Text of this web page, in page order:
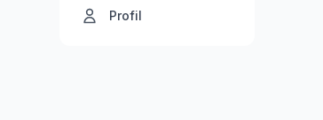
Profil